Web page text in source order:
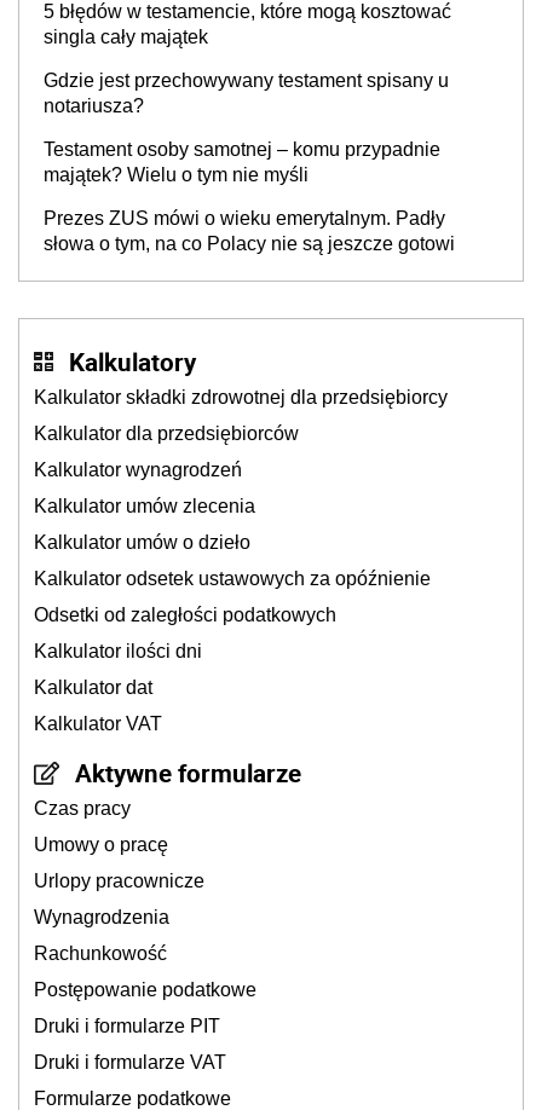
obdarowanego
5 błędów w testamencie, które mogą kosztować
singla cały majątek
Gdzie jest przechowywany testament spisany u
notariusza?
Testament osoby samotnej – komu przypadnie
majątek? Wielu o tym nie myśli
Prezes ZUS mówi o wieku emerytalnym. Padły
słowa o tym, na co Polacy nie są jeszcze gotowi
Kalkulatory
Kalkulator składki zdrowotnej dla przedsiębiorcy
Kalkulator dla przedsiębiorców
Kalkulator wynagrodzeń
Kalkulator umów zlecenia
Kalkulator umów o dzieło
Kalkulator odsetek ustawowych za opóźnienie
Odsetki od zaległości podatkowych
Kalkulator ilości dni
Kalkulator dat
Kalkulator VAT
Aktywne formularze
Czas pracy
Umowy o pracę
Urlopy pracownicze
Wynagrodzenia
Rachunkowość
Postępowanie podatkowe
Druki i formularze PIT
Druki i formularze VAT
Formularze podatkowe